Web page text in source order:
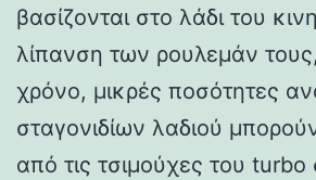
βασίζονται στο λάδι του
λίπανση των ρουλεμάν
χρόνο, μικρές ποσότητες
σταγονιδίων λαδιού
από τις τσιμούχες του turbo